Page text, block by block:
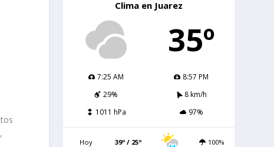
,
Clima en Juarez
35º
7:25 AM
8:57 PM
29%
8 km/h
1011 hPa
97%
Hoy 39º / 25º 100%